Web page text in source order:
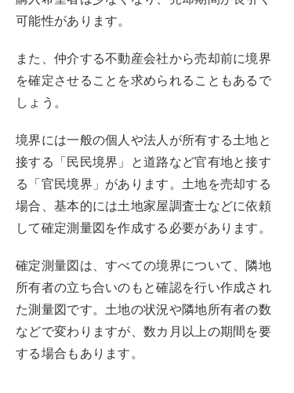
可能性があります。
また、仲介する不動産会社から売却前に境界
を確定させることを求められることもあるで
しょう。
境界には一般の個人や法人が所有する土地と
接する「民民境界」と道路など官有地と接す
る「官民境界」があります。土地を売却する
場合、基本的には土地家屋調査士などに依頼
して確定測量図を作成する必要があります。
確定測量図は、すべての境界について、隣地
所有者の立ち合いのもと確認を行い作成され
た測量図です。土地の状況や隣地所有者の数
などで変わりますが、数カ月以上の期間を要
する場合もあります。